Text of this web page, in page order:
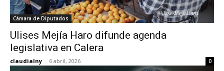
Cámara de Diputados
Ulises Mejía Haro difunde agenda
legislativa en Calera
claudialny - 6 abril, 2026 0